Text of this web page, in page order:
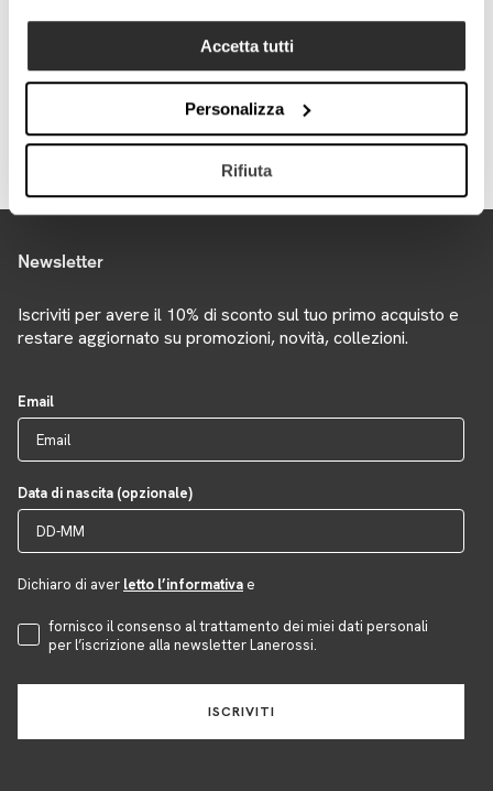
Accetta tutti
Personalizza
Rifiuta
Texture viva e leggermente irregolare
Mano fresca, asciutta e piacevole
Disponibile in 3 colori: Arachide, Rubino, Cielo
Coordinabile con il completo lenzuola matrimoniale
Newsletter
Iscriviti per avere il 10% di sconto sul tuo primo acquisto e
restare aggiornato su promozioni, novità, collezioni.
Email
Data di nascita (opzionale)
Dichiaro di aver letto l’informativa e
Accettazione Privacy
fornisco il consenso al trattamento dei miei dati personali
per l’iscrizione alla newsletter Lanerossi.
ISCRIVITI